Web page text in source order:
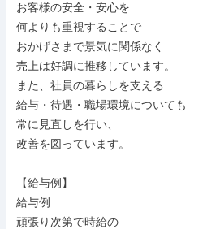
お客様の安全・安心を
何よりも重視することで
おかげさまで景気に関係なく
売上は好調に推移しています。
また、社員の暮らしを支える
給与・待遇・職場環境についても
常に見直しを行い、
改善を図っています。
【給与例】
給与例
頑張り次第で時給の